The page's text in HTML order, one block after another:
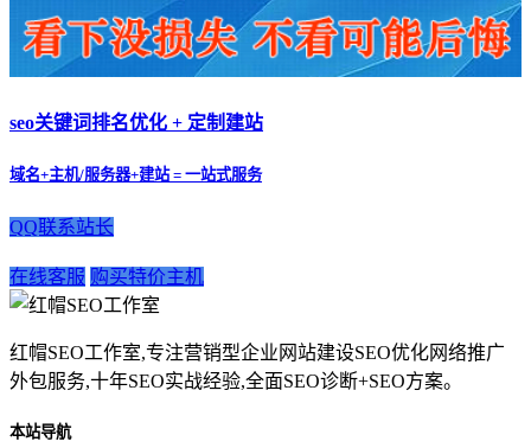
seo关键词排名优化 + 定制建站
域名+主机/服务器+建站 = 一站式服务
QQ联系站长
在线客服 购买特价主机
红帽SEO工作室,专注营销型企业网站建设SEO优化网络推广
外包服务,十年SEO实战经验,全面SEO诊断+SEO方案。
本站导航